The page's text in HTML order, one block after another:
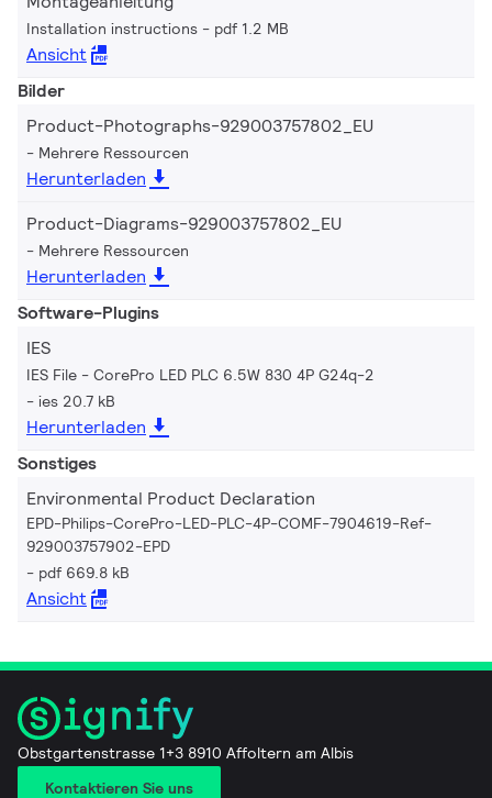
Installation instructions pdf 1.2 MB
Ansicht
Bilder
Product-Photographs-929003757802_EU
Mehrere Ressourcen
Herunterladen
Product-Diagrams-929003757802_EU
Mehrere Ressourcen
Herunterladen
Software-Plugins
IES
IES File - CorePro LED PLC 6.5W 830 4P G24q-2
ies 20.7 kB
Herunterladen
Sonstiges
Environmental Product Declaration
EPD-Philips-CorePro-LED-PLC-4P-COMF-7904619-Ref-
929003757902-EPD
pdf 669.8 kB
Ansicht
Obstgartenstrasse 1+3 8910 Affoltern am Albis
Kontaktieren Sie uns